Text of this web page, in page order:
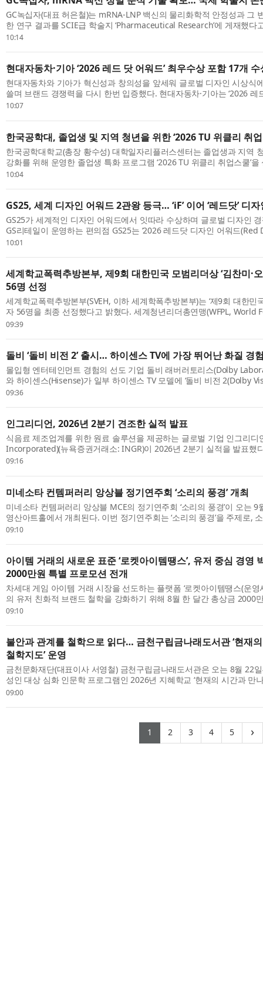
GC녹십자(대표 허은철)는 mRNA-LNP 백신의 물리화학적 안정성과 그
한 연구 결과를 SCIE급 학술지 ‘Pharmaceutical Research’에 게재했다
mRNA 플랫폼은 감염병 대유행 시 신속한 개발과 배포가 가능한 혁신
10:14
현대자동차·기아 ‘2026 레드 닷 어워드’ 최우수상 포함 17개 수
현대자동차와 기아가 혁신성과 창의성을 앞세워 글로벌 디자인 시상식
쓸며 브랜드 경쟁력을 다시 한번 입증했다. 현대자동차·기아는 ‘2026 레
& 커뮤니케이션 디자인 부문(Red Dot Design Award: Brand &
10:07
한국공학대, 졸업생 및 지역 청년을 위한 ‘2026 TU 위클리 취
한국공학대학교(총장 황수성) 대학일자리플러스센터는 졸업생과 지역
강화를 위해 운영한 졸업생 특화 프로그램 ‘2026 TU 위클리 취업스쿨’​
했다. 이번 프로그램은 지난 6월 1일부터 8월 6일까지 약 두 달간 운영
10:04
GS25, 세계 디자인 어워드 2관왕 등극… ‘iF’ 이어 ‘레드닷’ 디
GS25가 세계적인 디자인 어워드에서 잇따라 수상하며 글로벌 디자인
GS리테일이 운영하는 편의점 GS25는 ‘2026 레드닷 디자인 어워드(Red
브랜드&커뮤니케이션 부문에서 본상을 수상했다고 7일 밝혔다. 이번 수
10:01
세계학교폭력추방본부, 제9회 대한민국 모범리더상 ‘김찬미·
56명 선정
세계학교폭력추방본부(SVEH, 이하 세계학폭추방본부)는 ‘제9회 대한민
자 56명을 최종 선정했다고 밝혔다. 세계청년리더총연맹(WFPL, World
Leaders, 총재 이산하(李山河)) 부설 세계학폭추방본부 소속 대한민국
09:39
돌비 ‘돌비 비전 2’ 출시… 하이센스 TV에 가장 뛰어난 화질 경
몰입형 엔터테인먼트 경험의 선도 기업 돌비 래버러토리스(Dolby
와 하이센스(Hisense)가 일부 하이센스 TV 모델에 ‘돌비 비전 2(Dolby
향후 펌웨어 업데이트를 통해 더 많은 모델에 확대 적용할 계획이라고
09:36
인그리디언, 2026년 2분기 견조한 실적 발표
식음료 제조업계를 위한 원료 솔루션을 제공하는 글로벌 기업 인그리
Incorporated)(뉴욕증권거래소: INGR)이 2026년 2분기 실적을 발표했
겸 사장, 최고경영자(CEO)인 짐 잘리(Jim Zallie)는 “인그리디언은 견조
09:16
미네소타 컨템퍼러리 앙상블 정기연주회 ‘소리의 풍경’ 개최
미네소타 컨템퍼러리 앙상블 MCE의 정기연주회 ‘소리의 풍경’​이 오는 9
영산아트홀에서 개최된다. 이번 정기연주회는 ‘소리의 풍경’​을 주제로,
간과 감정의 결을 다채로운 편성과 레퍼토리를 통해 조망한다. 성악, 피
09:10
아이템 거래의 새로운 표준 ‘로켓아이템땡스’, 유저 중심 경영
2000만원 특별 프로모션 전개
차세대 게임 아이템 거래 시장을 선도하는 플랫폼 ‘로켓아이템땡스(운영
의 유저 친화적 브랜드 철학을 강화하기 위해 8월 한 달간 총상금 2000만
구매왕 특별 프로모션’을 실시한다고 7일 밝혔다. 최근 게임 아이템 거
09:10
불안과 관계를 철학으로 읽다… 금천구립금나래도서관 ‘현재
철학지도’ 운영
금천문화재단(대표이사 서영철) 금천구립금나래도서관은 오는 8월 22
성인 대상 심화 인문학 프로그램인 2026년 지혜학교 ‘현재의 시간과 만
한다고 밝혔다. ‘지혜학교’는 문화체육관광부가 주최하고, 한국문화예술
09:00
1 (current)
2(current)
3(current)
4(current)
5 ›